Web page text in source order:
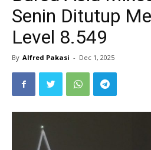
Senin Ditutup
Level 8.549
By Alfred Pakasi - Dec 1, 2025